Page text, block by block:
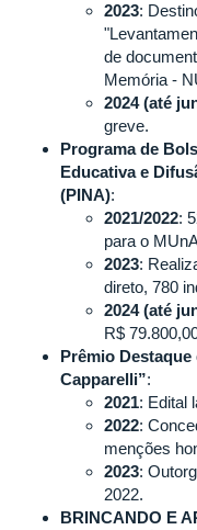
2023:
de
Memória -
2024 (até
greve.
Programa de
Educativa e
(PINA):
2021/2022:
para o
2023:
direto, 780
2024 (até
R$
Prêmio
Capparelli”:
2021: Edital
2022:
menções
2023:
2022.
BRINCANDO E